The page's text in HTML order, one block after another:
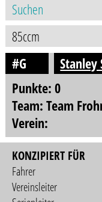
#G
Stanley
Punkte: 0
Team: Team
Verein:
KONZIPIERT FÜR
Fahrer
Vereinsleiter